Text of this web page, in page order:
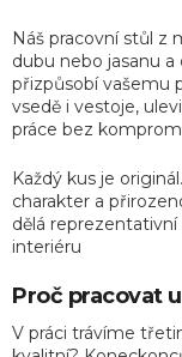
Náš pracovní stůl z
dubu nebo jasanu
přizpůsobí vašemu
vsedě i vestoje,
práce bez
Každý kus je
charakter a
dělá
interiéru
Proč pracovat
V práci trávíme